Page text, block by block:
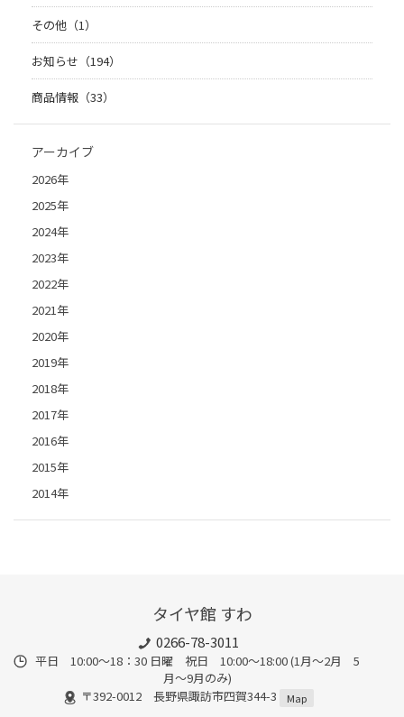
その他（1）
お知らせ（194）
商品情報（33）
アーカイブ
2026年
2025年
2024年
2023年
2022年
2021年
2020年
2019年
2018年
2017年
2016年
2015年
2014年
タイヤ館 すわ
0266-78-3011
平日 10:00〜18：30 日曜 祝日 10:00〜18:00 (1月〜2月 5
月〜9月のみ)
〒392-0012 長野県諏訪市四賀344-3
Map